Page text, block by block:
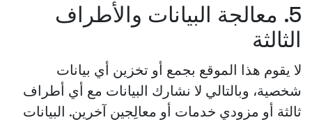
5. معالجة البيانات والأطراف
الثالثة
لا يقوم هذا الموقع بجمع أو تخزين أي بيانات
شخصية، وبالتالي لا نشارك البيانات مع أي أطراف
ثالثة أو مزودي خدمات أو معالِجين آخرين. البيانات